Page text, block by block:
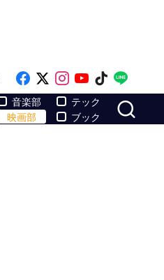
Like on Facebook
Follow on x
Follow on
Follow on
Follow
音楽部
映画部
テック
ブック